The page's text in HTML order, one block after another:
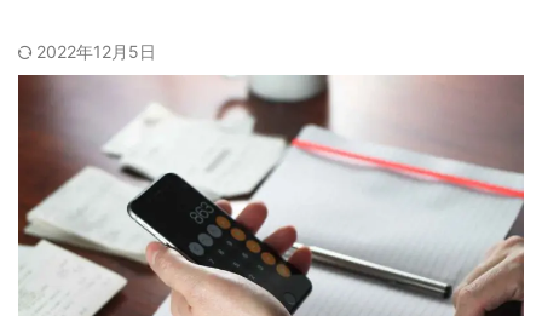
2022年12月5日